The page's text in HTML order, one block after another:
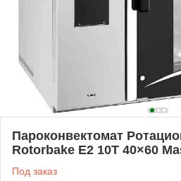
Пароконвектомат
Rotorbake E2 10T 40×60
Под заказ